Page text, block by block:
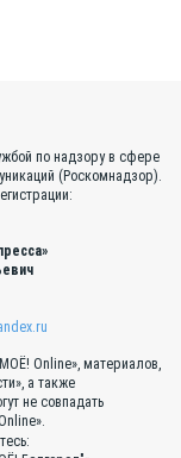
по надзору в сфере
(Роскомнадзор).
Online», материалов,
а также
не совпадать